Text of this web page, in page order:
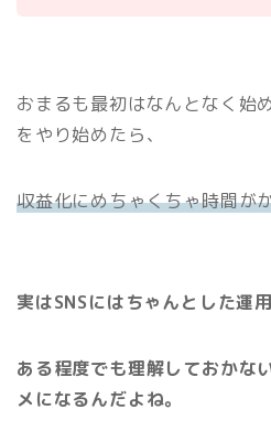
おまるも最初はなんとなく始
をやり始めたら、
収益化にめちゃくちゃ時間が
実はSNSにはちゃんとした運
ある程度でも理解しておかな
メになるんだよね。